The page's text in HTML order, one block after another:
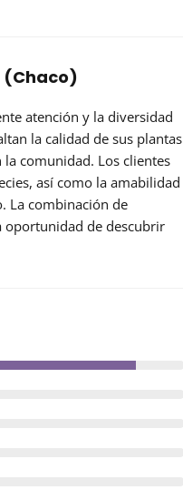
(Chaco)
atención y la diversidad
la calidad de sus plantas
la comunidad. Los clientes
así como la amabilidad
La combinación de
oportunidad de descubrir